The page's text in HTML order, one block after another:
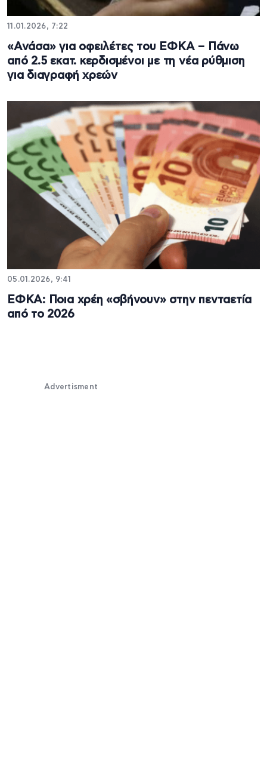
11.01.2026, 7:22
«Ανάσα» για οφειλέτες του ΕΦΚΑ – Πάνω
από 2.5 εκατ. κερδισμένοι με τη νέα ρύθμιση
για διαγραφή χρεών
05.01.2026, 9:41
ΕΦΚΑ: Ποια χρέη «σβήνουν» στην πενταετία
από το 2026
Advertisment